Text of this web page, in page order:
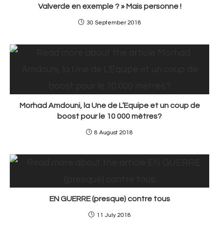
Valverde en exemple ? » Mais personne !
30 September 2018
Morhad Amdouni, la Une de L’Equipe et un coup de
boost pour le 10 000 mètres?
8 August 2018
EN GUERRE (presque) contre tous
11 July 2018